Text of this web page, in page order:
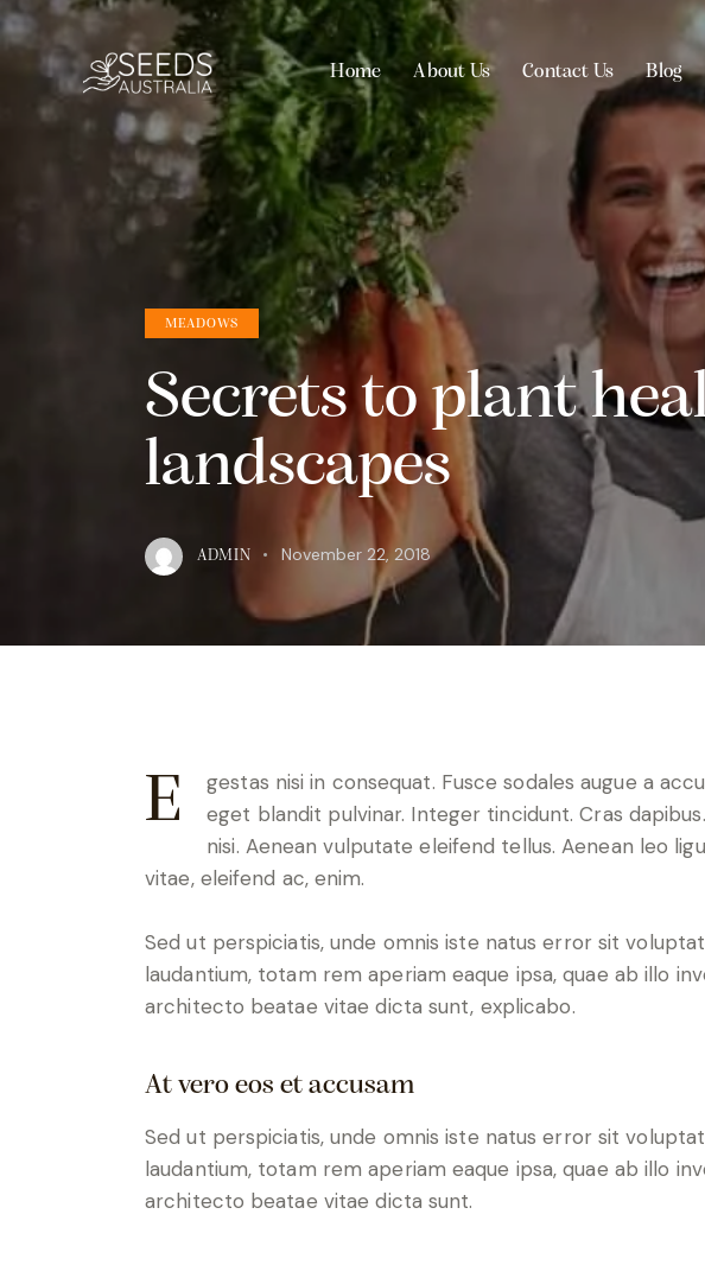
Home About Us Contact Us Blog
Home About Us Contact Us Blog Shop
MEADOWS
Secrets to plant
landscapes
ADMIN November 22, 2018
egestas nisi in consequat. Fusce sodales augue a accumsan. Cras sollicitudin, ipsum
eget blandit pulvinar. Integer tincidunt. Cras
nisi. Aenean vulputate eleifend tellus. Aenean leo
vitae, eleifend ac, enim.
Sed ut perspiciatis, unde omnis iste natus error sit
laudantium, totam rem aperiam eaque ipsa, quae ab illo
architecto beatae vitae dicta sunt, explicabo.
At vero eos et accusam
Sed ut perspiciatis, unde omnis iste natus error sit
laudantium, totam rem aperiam eaque ipsa, quae ab illo
architecto beatae vitae dicta sunt.